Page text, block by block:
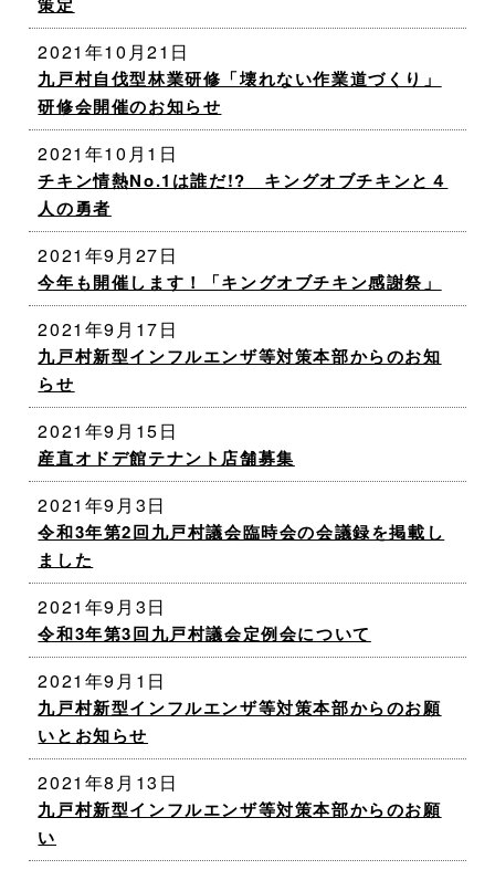
2021年10月21日
九戸村自伐型林業研修「壊れない作業道づくり」
研修会開催のお知らせ
2021年10月1日
チキン情熱No.1は誰だ!? キングオブチキンと４
人の勇者
2021年9月27日
今年も開催します！「キングオブチキン感謝祭」
2021年9月17日
九戸村新型インフルエンザ等対策本部からのお知
らせ
2021年9月15日
産直オドデ館テナント店舗募集
2021年9月3日
令和3年第2回九戸村議会臨時会の会議録を掲載し
ました
2021年9月3日
令和3年第3回九戸村議会定例会について
2021年9月1日
九戸村新型インフルエンザ等対策本部からのお願
いとお知らせ
2021年8月13日
九戸村新型インフルエンザ等対策本部からのお願
い